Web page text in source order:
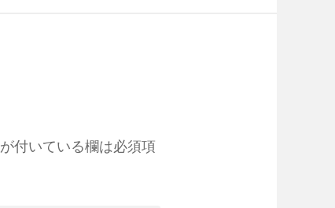
が付いている欄は必須項